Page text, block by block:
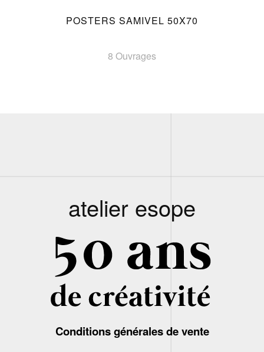
POSTERS SAMIVEL 50X70
8 Ouvrages
atelier esope
Conditions générales de vente